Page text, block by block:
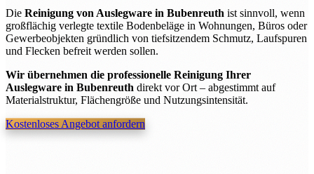
Die Reinigung von Auslegware in Bubenreuth ist sinnvoll, wenn
großflächig verlegte textile Bodenbeläge in Wohnungen, Büros oder
Gewerbeobjekten gründlich von tiefsitzendem Schmutz, Laufspuren
und Flecken befreit werden sollen.
Wir übernehmen die professionelle Reinigung Ihrer
Auslegware in Bubenreuth direkt vor Ort – abgestimmt auf
Materialstruktur, Flächengröße und Nutzungsintensität.
Kostenloses Angebot anfordern